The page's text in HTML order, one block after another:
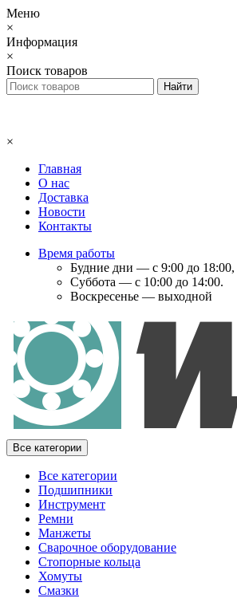
Меню
×
Информация
×
Поиск товаров
×
Главная
О нас
Доставка
Новости
Контакты
Время работы
Будние дни — с 9:00 до 18:00,
Суббота — с 10:00 до 14:00.
Воскресенье — выходной
Все категории
Все категории
Подшипники
Инструмент
Ремни
Манжеты
Сварочное оборудование
Стопорные кольца
Хомуты
Смазки